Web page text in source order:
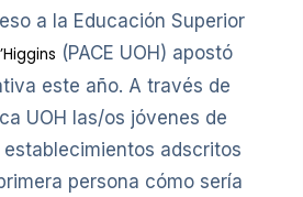
a la Educación Superior
(PACE UOH) apostó
este año. A través de
UOH las/os jóvenes de
adscritos
persona cómo sería